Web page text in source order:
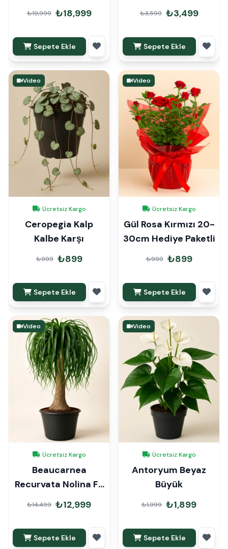
₺19,999 ₺18,999
Sepete Ekle
110cm
₺3,599 ₺3,499
Sepete Ekle
Video
Ücretsiz Kargo
Ceropegia Kalp
Kalbe Karşı
₺999 ₺899
Sepete Ekle
Video
Ücretsiz Kargo
Gül Rosa Kırmızı 20-
30cm Hediye Paketli
₺999 ₺899
Sepete Ekle
Video
Ücretsiz Kargo
Beaucarnea
Recurvata Nolina Fil
Ayağı 110cm
₺14,499 ₺12,999
Sepete Ekle
Video
Ücretsiz Kargo
Antoryum Beyaz
Büyük
₺1,999 ₺1,899
Sepete Ekle